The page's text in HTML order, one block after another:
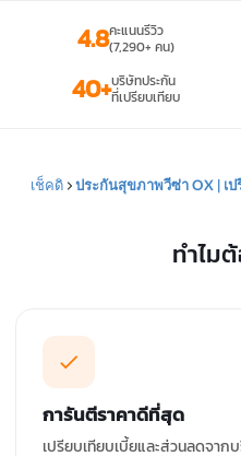
4.8คะแนนรีวิว
(7,290+ คน)
40+บริษัทประกัน
ที่เปรียบเทียบ
เช็คดิ ประกันสุขภาพวีซ่า OX | เ
ทำไม
การันตีราคาดีที่สุด
เปรียบเทียบเบี้ยและส่วนลดจาก